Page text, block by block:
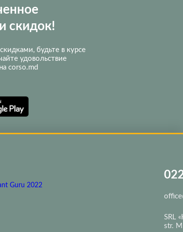
скидок!
будьте в курсе
удовольствие
corso.md
Guru 2022
SRL
str.